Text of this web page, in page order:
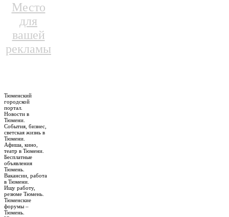
Место
для
вашей
рекламы
Тюменский
городской
портал.
Новости в
Тюмени.
События, бизнес,
светская жизнь в
Тюмени.
Афиша, кино,
театр в Тюмени.
Бесплатные
объявления
Тюмень.
Вакансии, работа
в Тюмени.
Ищу работу,
резюме Тюмень.
Тюменские
форумы –
Тюмень.